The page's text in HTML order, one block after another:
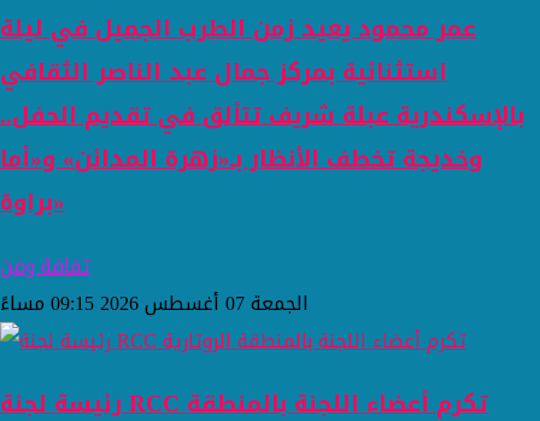
عمر محمود يعيد زمن الطرب الجميل في ليلة
استثنائية بمركز جمال عبد الناصر الثقافي
بالإسكندرية عبلة شريف تتألق في تقديم الحفل..
وخديجة تخطف الأنظار بـ«زهرة المدائن» و«أما
براوة»
ثقافة وفن
الجمعة 07 أغسطس 2026 09:15 مساءً
رئيسة لجنة RCC تكرم أعضاء اللجنة بالمنطقة